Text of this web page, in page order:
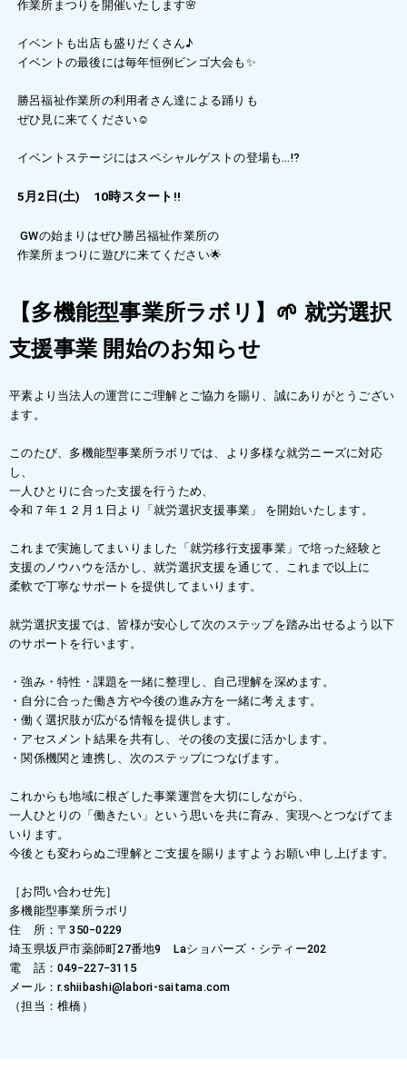
作業所まつりを開催いたします🌸
イベントも出店も盛りだくさん♪
イベントの最後には毎年恒例ビンゴ大会も✨️
勝呂福祉作業所の利用者さん達による踊りも
ぜひ見に来てください☺️
イベントステージにはスペシャルゲストの登場も…⁉️
5月2日(土) 10時スタート‼️
GWの始まりはぜひ勝呂福祉作業所の
作業所まつりに遊びに来てください🌟
【多機能型事業所ラボリ】🌱 就労選択
支援事業 開始のお知らせ
平素より当法人の運営にご理解とご協力を賜り、誠にありがとうござい
ます。
このたび、多機能型事業所ラボリでは、より多様な就労ニーズに対応
し、
一人ひとりに合った支援を行うため、
令和７年１２月１日より「就労選択支援事業」 を開始いたします。
これまで実施してまいりました「就労移行支援事業」で培った経験と
支援のノウハウを活かし、就労選択支援を通じて、これまで以上に
柔軟で丁寧なサポートを提供してまいります。
就労選択支援では、皆様が安心して次のステップを踏み出せるよう以下
のサポートを行います。
・強み・特性・課題を一緒に整理し、自己理解を深めます。
・自分に合った働き方や今後の進み方を一緒に考えます。
・働く選択肢が広がる情報を提供します。
・アセスメント結果を共有し、その後の支援に活かします。
・関係機関と連携し、次のステップにつなげます。
これからも地域に根ざした事業運営を大切にしながら、
一人ひとりの「働きたい」という思いを共に育み、実現へとつなげてま
いります。
今後とも変わらぬご理解とご支援を賜りますようお願い申し上げます。
［お問い合わせ先］
多機能型事業所ラボリ
住 所：〒350−0229
埼玉県坂戸市薬師町27番地9 Laショパーズ・シティー202
電 話：049−227−3115
メール：r.shiibashi@labori-saitama.com
（担当：椎橋）